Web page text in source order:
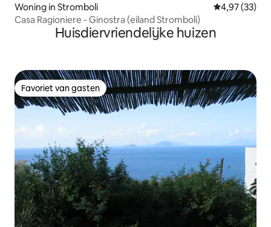
Woning in Stromboli Gemiddelde
4,97 (33)
Casa Ragioniere - Ginostra (eiland Stromboli)
Huisdiervriendelijke huizen
Favoriet van gasten
Favoriet van gasten